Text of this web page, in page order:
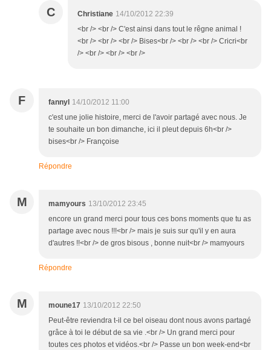
C Christiane 14/10/2012 22:39
<br /> <br /> C'est ainsi dans tout le rêgne animal !
<br /> <br /> <br /> Bises<br /> <br /> <br /> Cricri<br
/> <br /> <br /> <br />
F fannyl 14/10/2012 11:00
c'est une jolie histoire, merci de l'avoir partagé avec nous. Je
te souhaite un bon dimanche, ici il pleut depuis 6h<br />
bises<br /> Françoise
Répondre
M mamyours 13/10/2012 23:45
encore un grand merci pour tous ces bons moments que tu as
partage avec nous !!!<br /> mais je suis sur qu'il y en aura
d'autres !!<br /> de gros bisous , bonne nuit<br /> mamyours
Répondre
M moune17 13/10/2012 22:50
Peut-être reviendra t-il ce bel oiseau dont nous avons partagé
grâce à toi le début de sa vie .<br /> Un grand merci pour
toutes ces photos et vidéos.<br /> Passe un bon week-end<br